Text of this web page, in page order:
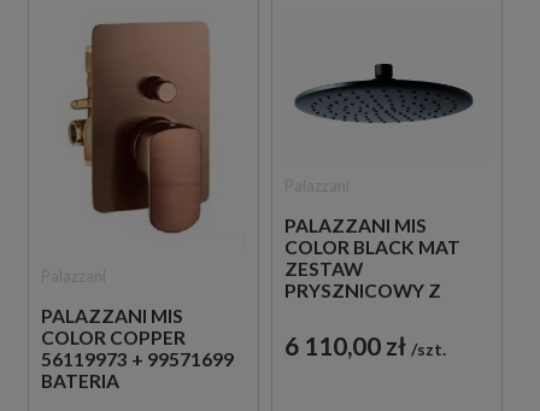
PALAZZANI MIS
COLOR COPPER
56119973 + 99571699
BATERIA
PALAZZANI MIS
COLOR BLACK MAT
ZESTAW
PRYSZNICOWY Z
CZARNY
6 110,00 zł szt.